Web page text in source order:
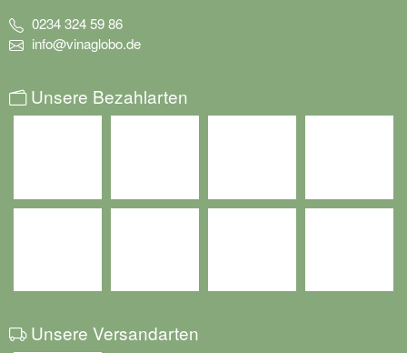
0234 324 59 86
info@vinaglobo.de
Unsere Bezahlarten
Unsere Versandarten